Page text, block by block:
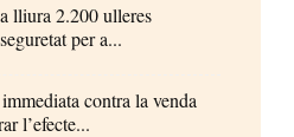
lliura 2.200 ulleres
per a...
contra la venda
l’efecte...